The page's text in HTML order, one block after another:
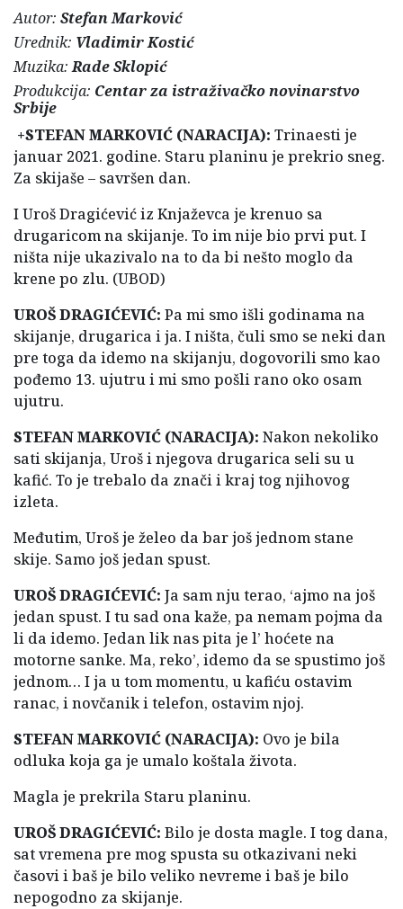
Autor: Stefan Marković
Urednik: Vladimir Kostić
Muzika:Rade Sklopić
Produkcija: Centar za istraživačko novinarstvo
Srbije
+STEFAN MARKOVIĆ (NARACIJA): Trinaesti je
januar 2021. godine. Staru planinu je prekrio sneg.
Za skijaše – savršen dan.
I Uroš Dragićević iz Knjaževca je krenuo sa
drugaricom na skijanje. To im nije bio prvi put. I
ništa nije ukazivalo na to da bi nešto moglo da
krene po zlu. (UBOD)
UROŠ DRAGIĆEVIĆ: Pa mi smo išli godinama na
skijanje, drugarica i ja. I ništa, čuli smo se neki dan
pre toga da idemo na skijanju, dogovorili smo kao
pođemo 13. ujutru i mi smo pošli rano oko osam
ujutru.
STEFAN MARKOVIĆ (NARACIJA): Nakon nekoliko
sati skijanja, Uroš i njegova drugarica seli su u
kafić. To je trebalo da znači i kraj tog njihovog
izleta.
Međutim, Uroš je želeo da bar još jednom stane
skije. Samo još jedan spust.
UROŠ DRAGIĆEVIĆ: Ja sam nju terao, ‘ajmo na još
jedan spust. I tu sad ona kaže, pa nemam pojma da
li da idemo. Jedan lik nas pita je l’ hoćete na
motorne sanke. Ma, reko’, idemo da se spustimo još
jednom… I ja u tom momentu, u kafiću ostavim
ranac, i novčanik i telefon, ostavim njoj.
STEFAN MARKOVIĆ (NARACIJA): Ovo je bila
odluka koja ga je umalo koštala života.
Magla je prekrila Staru planinu.
UROŠ DRAGIĆEVIĆ: Bilo je dosta magle. I tog dana,
sat vremena pre mog spusta su otkazivani neki
časovi i baš je bilo veliko nevreme i baš je bilo
nepogodno za skijanje.